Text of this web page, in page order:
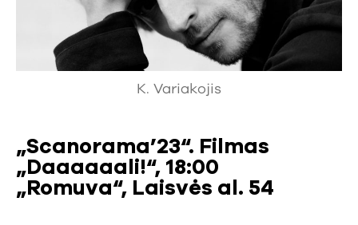
K. Variakojis
„Scanorama’23“. Filmas
„Daaaaaali!“, 18:00
„Romuva“, Laisvės al. 54